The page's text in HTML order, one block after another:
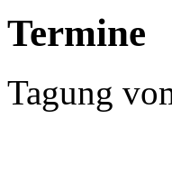
Termine
Tagung